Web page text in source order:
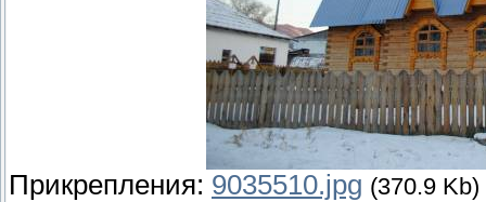
Прикрепления: 9035510.jpg (370.9 Kb)